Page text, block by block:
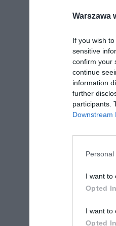
Warszawa
If you wish
sensitive
confirm your
continue
information
further
participants.
Downstream
I want to
Opted In
I want to
Opted In